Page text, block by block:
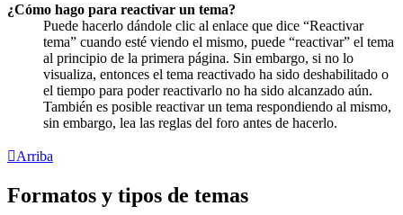
¿Cómo hago para reactivar un tema?
Puede hacerlo dándole clic al enlace que dice “Reactivar
tema” cuando esté viendo el mismo, puede “reactivar” el tema
al principio de la primera página. Sin embargo, si no lo
visualiza, entonces el tema reactivado ha sido deshabilitado o
el tiempo para poder reactivarlo no ha sido alcanzado aún.
También es posible reactivar un tema respondiendo al mismo,
sin embargo, lea las reglas del foro antes de hacerlo.
Arriba
Formatos y tipos de temas